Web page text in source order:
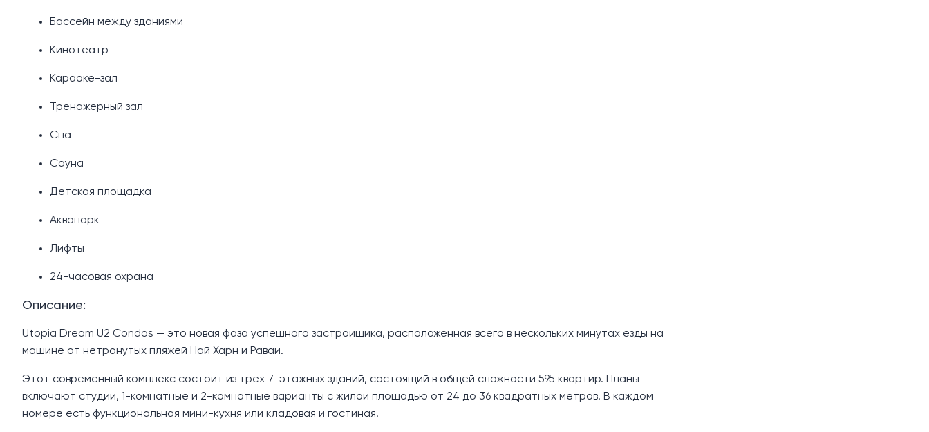
Бассейн между зданиями
Кинотеатр
Караоке-зал
Тренажерный зал
Спа
Сауна
Детская площадка
Аквапарк
Лифты
24-часовая охрана
Описание:
Utopia Dream U2 Condos — это новая фаза успешного застройщика, расположенная всего в нескольких минутах езды на
машине от нетронутых пляжей Най Харн и Раваи.
Этот современный комплекс состоит из трех 7-этажных зданий, состоящий в общей сложности 595 квартир. Планы
включают студии, 1-комнатные и 2-комнатные варианты с жилой площадью от 24 до 36 квадратных метров. В каждом
номере есть функциональная мини-кухня или кладовая и гостиная.